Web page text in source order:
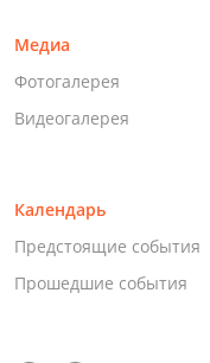
Медиа
Фотогалерея
Видеогалерея
Календарь
Предстоящие события
Прошедшие события